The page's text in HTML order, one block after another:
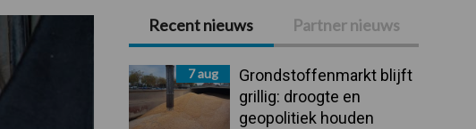
Primaire
Sidebar
Recent nieuws Partner nieuws
7 aug
Grondstoffenmarkt blijft
grillig: droogte en
geopolitiek houden